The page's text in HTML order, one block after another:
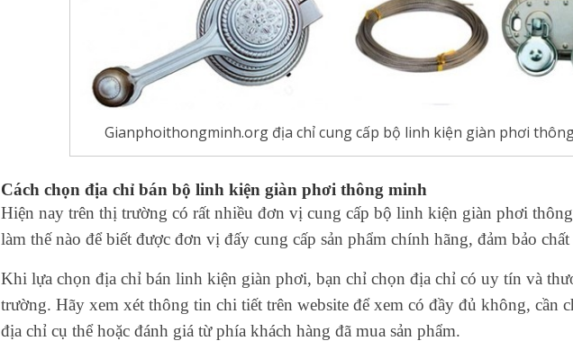
Gianphoithongminh.org địa chỉ cung cấp bộ linh kiện giàn phơi
Cách chọn địa chỉ bán bộ linh kiện giàn phơi thông minh
Hiện nay trên thị trường có rất nhiều đơn vị cung cấp bộ linh kiện giàn phơi
làm thế nào để biết được đơn vị đấy cung cấp sản phẩm chính hãng, đảm bảo
Khi lựa chọn địa chỉ bán linh kiện giàn phơi, bạn chỉ chọn địa chỉ có uy tín và
trường. Hãy xem xét thông tin chi tiết trên website để xem có đầy đủ không, cần
địa chỉ cụ thể hoặc đánh giá từ phía khách hàng đã mua sản phẩm.